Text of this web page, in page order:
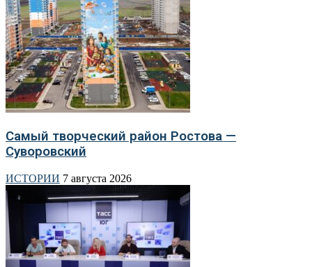
Самый творческий район Ростова —
Суворовский
ИСТОРИИ 7 августа 2026